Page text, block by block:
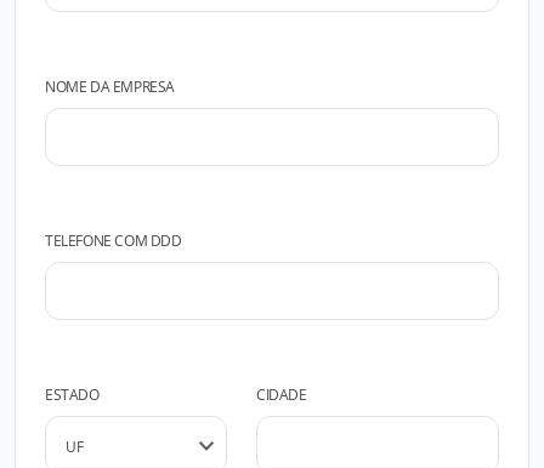
NOME DA EMPRESA
TELEFONE COM DDD
ESTADO CIDADE